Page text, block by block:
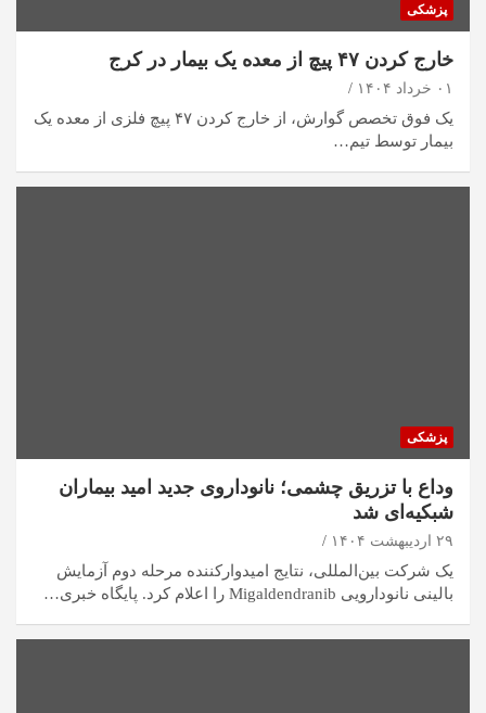
پزشکی
خارج کردن ۴۷ پیچ از معده یک بیمار در کرج
۰۱ خرداد ۱۴۰۴
یک فوق تخصص گوارش، از خارج کردن ۴۷ پیچ فلزی از معده یک
بیمار توسط تیم…
پزشکی
وداع با تزریق چشمی؛ نانوداروی جدید امید بیماران
شبکیه‌ای شد
۲۹ اردیبهشت ۱۴۰۴
یک شرکت بین‌المللی، نتایج امیدوارکننده مرحله دوم آزمایش
بالینی نانودارویی Migaldendranib را اعلام کرد. پایگاه خبری…